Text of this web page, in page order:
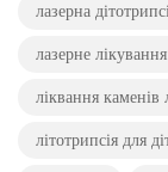
лазерна
лазерне лікування
ліквання каменів
літотрипсія для